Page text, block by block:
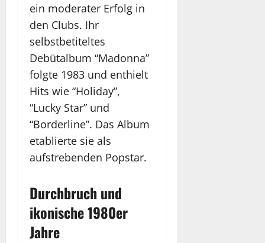
ein moderater Erfolg in
den Clubs. Ihr
selbstbetiteltes
Debütalbum “Madonna”
folgte 1983 und enthielt
Hits wie “Holiday”,
“Lucky Star” und
“Borderline”. Das Album
etablierte sie als
aufstrebenden Popstar.
Durchbruch und
ikonische 1980er
Jahre